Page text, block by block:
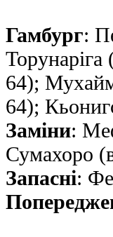
Гамбург:
64);
64);
Заміни:
Сумахоро
Запасні: